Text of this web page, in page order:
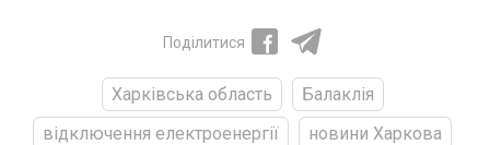
Поділитися
Харківська область
Балаклія
відключення електроенергії
новини Харкова